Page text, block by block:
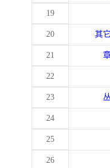
19
20 其
21
22
23
24
25
26